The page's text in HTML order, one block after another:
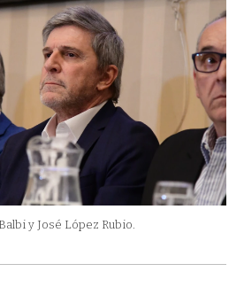
y José López Rubio.